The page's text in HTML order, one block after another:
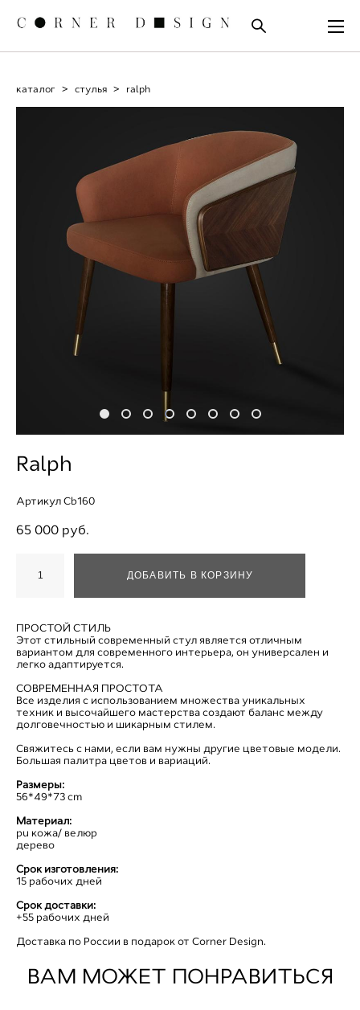
каталог > стулья > ralph
Ralph
Артикул Cb160
65 000 pуб.
ДОБАВИТЬ В КОРЗИНУ
ПРОСТОЙ СТИЛЬ
Этот стильный современный стул является отличным
вариантом для современного интерьера, он универсален и
легко адаптируется.
СОВРЕМЕННАЯ ПРОСТОТА
Все изделия с использованием множества уникальных
техник и высочайшего мастерства создают баланс между
долговечностью и шикарным стилем.
Свяжитесь с нами, если вам нужны другие цветовые модели.
Большая палитра цветов и вариаций.
Размеры:
56*49*73 cm
Материал:
pu кожа/ велюр
дерево
Cрок изготовления:
15 рабочих дней
Срок доставки:
+55 рабочих дней
Доставка по России в подарок от Corner Design.
ВАМ МОЖЕТ ПОНРАВИТЬСЯ